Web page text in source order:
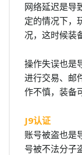
网络延迟是导
定的情况下，
况，这时候装
操作失误也是
进行交易、邮
作不慎，装备
J9认证
账号被盗也是
号被不法分子